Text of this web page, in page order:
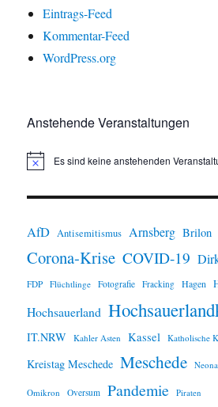
Eintrags-Feed
Kommentar-Feed
WordPress.org
Anstehende Veranstaltungen
H
w
s
Es sind keine anstehenden
AfD Antisemitismus Arnsberg Brilon
Corona-Krise COVID-19
FDP Flüchtlinge Fotografie Fracking Hagen
Hochsauerland
IT.NRW Kahler Asten Kassel Katholische
Kreistag Meschede Meschede
Omikron Oversum Pandemie Piraten